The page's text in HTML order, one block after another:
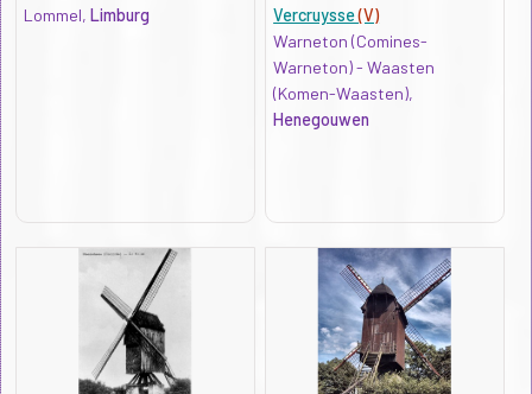
Lommel, Limburg
Vercruysse(V)
Warneton (Comines-
Warneton) - Waasten
(Komen-Waasten),
Henegouwen